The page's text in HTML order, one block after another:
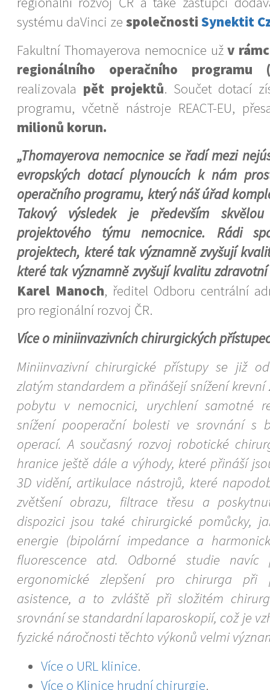
systému daVinci ze společnosti Synektit
Fakultní Thomayerova nemocnice užv
regionálního operačního programu
realizovala pět projektů. Součet dotací
programu, včetně nástroje REACT-EU,
milionů korun.
„Thomayerova nemocnice se řadí mezi
evropských dotací plynoucích k nám
operačního programu, který náš úřad
Takový výsledek je především
projektového týmu nemocnice. Rádi
projektech, které tak významně zvyšují
které tak významně zvyšují kvalitu zdravotní
Karel Manoch, ředitel Odboru centrální
pro regionální rozvoj ČR.
Více o miniinvazivních chirurgických
Miniinvazivní chirurgické přístupy se již
zlatým standardem a přinášejí snížení
pobytu v nemocnici, urychlení samotné
snížení pooperační bolesti ve srovnání s
operací. A současný rozvoj robotické
hranice ještě dále a výhody, které přináší
3D vidění, artikulace nástrojů, které
zvětšení obrazu, filtrace třesu a
dispozici jsou také chirurgické pomůcky,
energie (bipolární impedance a
fluorescence atd. Odborné studie navíc
ergonomické zlepšení pro chirurga při
asistence, a to zvláště při složitém
srovnání se standardní laparoskopií, což je
fyzické náročnosti těchto výkonů velmi
Více o URL klinice.
Více o Klinice hrudní chirurgie.